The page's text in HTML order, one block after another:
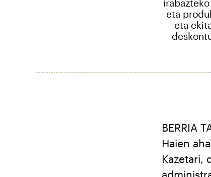
eta
eta
BERRIA
Haien
Kazetari,